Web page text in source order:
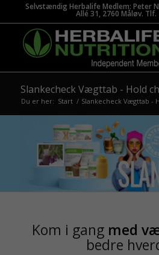
Selvstændig Herbalife Medlem: Peter
Allé 31, 2760 Måløv. Tlf.
Slankecheck Vægttab - Hold
Du er her: Start / Slankecheck Vægttab -
Kom i gang med
bedre